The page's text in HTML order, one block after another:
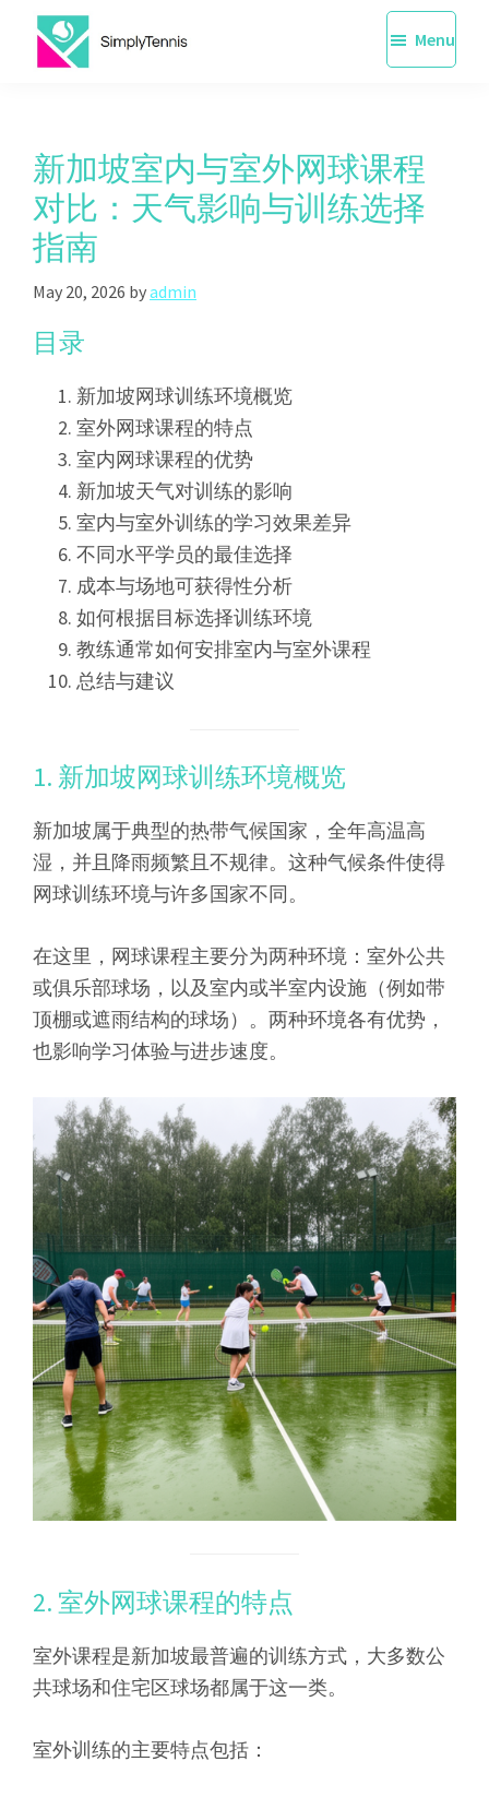
Singapore
Menu
新加坡室内与室外网球课程
对比：天气影响与训练选择
指南
May 20, 2026 byadmin
目录
新加坡网球训练环境概览
室外网球课程的特点
室内网球课程的优势
新加坡天气对训练的影响
室内与室外训练的学习效果差异
不同水平学员的最佳选择
成本与场地可获得性分析
如何根据目标选择训练环境
教练通常如何安排室内与室外课程
总结与建议
1. 新加坡网球训练环境概览
新加坡属于典型的热带气候国家，全年高温高
湿，并且降雨频繁且不规律。这种气候条件使得
网球训练环境与许多国家不同。
在这里，网球课程主要分为两种环境：室外公共
或俱乐部球场，以及室内或半室内设施（例如带
顶棚或遮雨结构的球场）。两种环境各有优势，
也影响学习体验与进步速度。
2. 室外网球课程的特点
室外课程是新加坡最普遍的训练方式，大多数公
共球场和住宅区球场都属于这一类。
室外训练的主要特点包括：